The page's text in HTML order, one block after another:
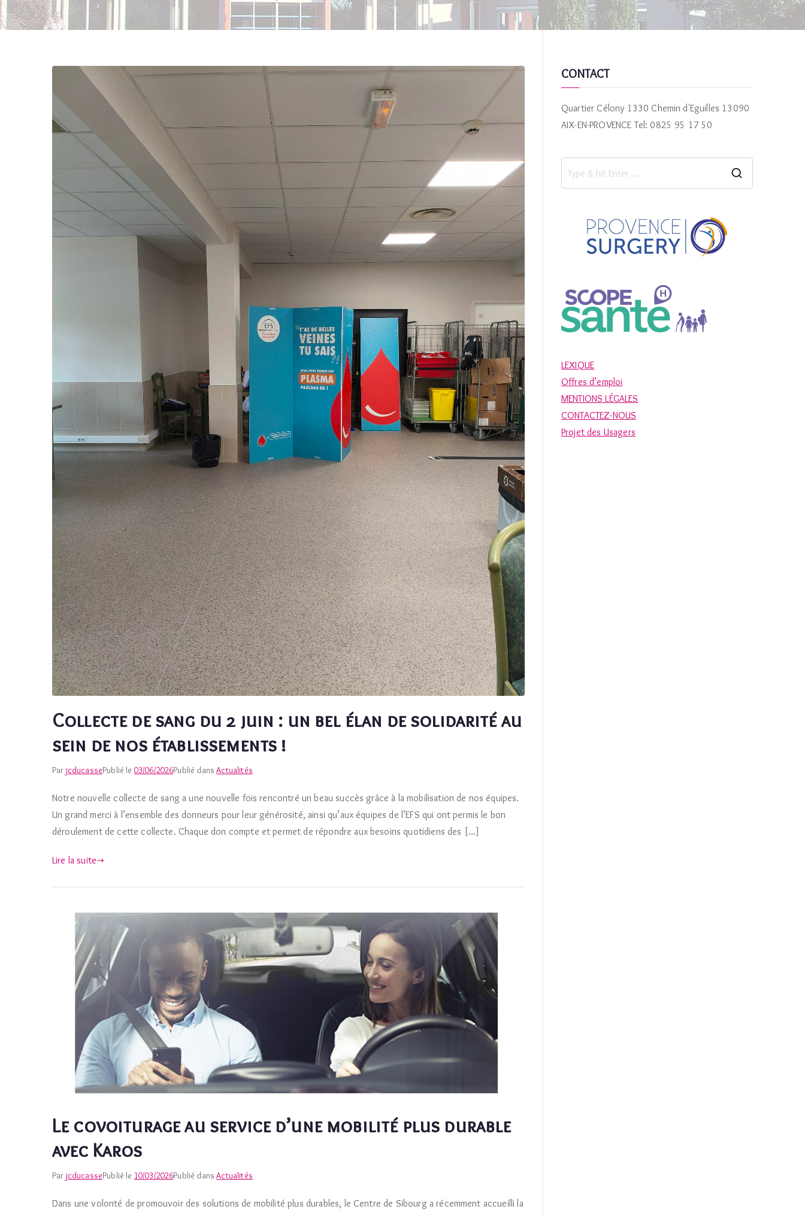
Collecte de sang du 2 juin : un bel élan de solidarité au
sein de nos établissements !
Par jcducassePublié le 03/06/2026Publié dansActualités
Notre nouvelle collecte de sang a une nouvelle fois rencontré un beau succès grâce à la mobilisation de nos équipes.
Un grand merci à l’ensemble des donneurs pour leur générosité, ainsi qu’aux équipes de l’EFS qui ont permis le bon
déroulement de cette collecte. Chaque don compte et permet de répondre aux besoins quotidiens des […]
Lire la suite
Le covoiturage au service d’une mobilité plus durable
avec Karos
Par jcducassePublié le 10/03/2026Publié dansActualités
Dans une volonté de promouvoir des solutions de mobilité plus durables, le Centre de Sibourg a récemment accueilli la
CONTACT
Quartier Célony 1330 Chemin d'Eguilles 13090
AIX-EN-PROVENCE Tel: 0825 95 17 50
LEXIQUE
Offres d’emploi
MENTIONS LÉGALES
CONTACTEZ-NOUS
Projet des Usagers